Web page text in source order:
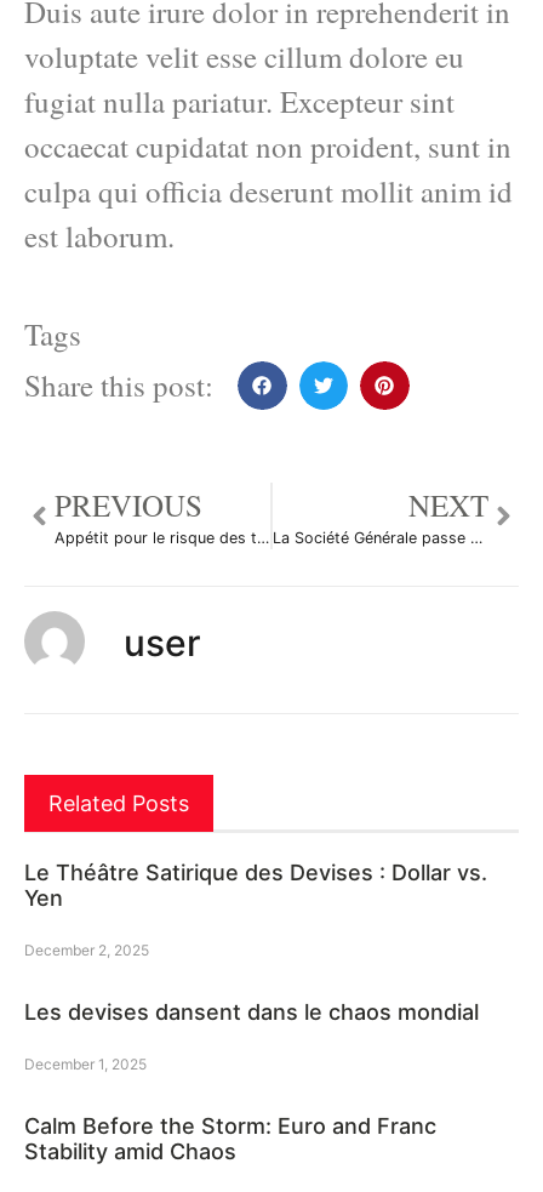
Duis aute irure dolor in reprehenderit in
voluptate velit esse cillum dolore eu
fugiat nulla pariatur. Excepteur sint
occaecat cupidatat non proident, sunt in
culpa qui officia deserunt mollit anim id
est laborum.
Tags
Share this post:
PREVIOUS
Appétit pour le risque des traders du forex
NEXT
La Société Générale passe ses traders au crible
user
Related Posts
Le Théâtre Satirique des Devises : Dollar vs.
Yen
December 2, 2025
Les devises dansent dans le chaos mondial
December 1, 2025
Calm Before the Storm: Euro and Franc
Stability amid Chaos